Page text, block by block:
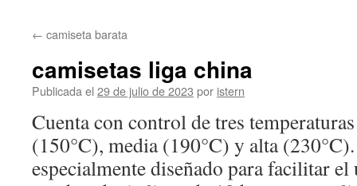
contenido
← camiseta barata
camisetas liga china
Publicada el 29 de julio de 2023 por istern
Cuenta con control de tres
(150°C), media (190°C) y alta
especialmente diseñado para facilitar el